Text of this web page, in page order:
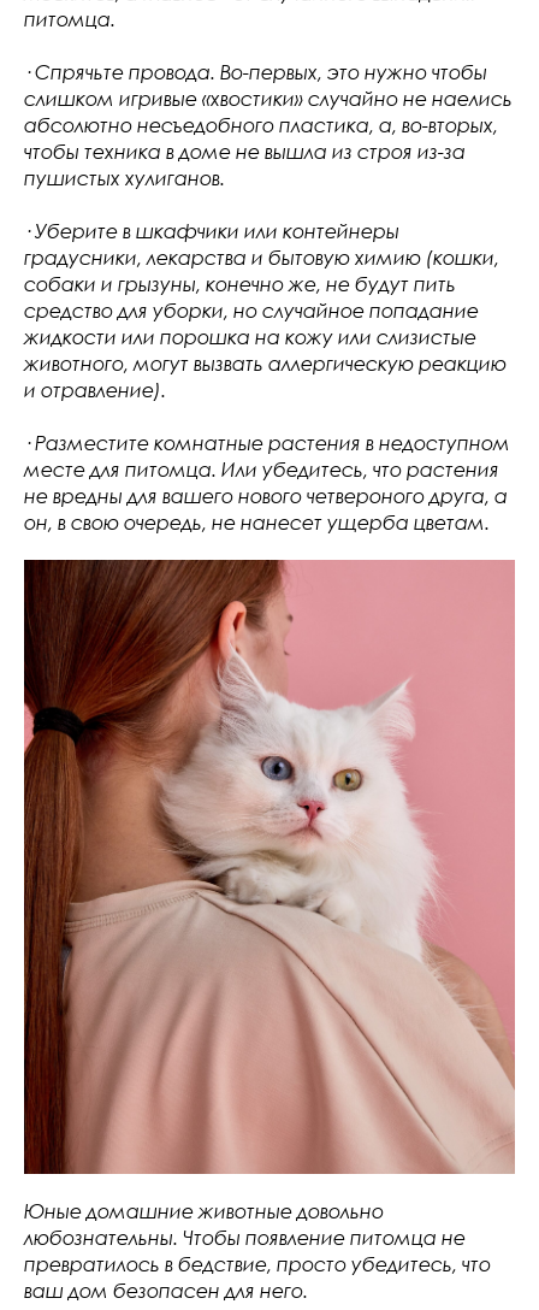
питомца.
· Спрячьте провода. Во-первых, это нужно чтобы
слишком игривые «хвостики» случайно не наелись
абсолютно несъедобного пластика, а, во-вторых,
чтобы техника в доме не вышла из строя из-за
пушистых хулиганов.
· Уберите в шкафчики или контейнеры
градусники, лекарства и бытовую химию (кошки,
собаки и грызуны, конечно же, не будут пить
средство для уборки, но случайное попадание
жидкости или порошка на кожу или слизистые
животного, могут вызвать аллергическую реакцию
и отравление).
· Разместите комнатные растения в недоступном
месте для питомца. Или убедитесь, что растения
не вредны для вашего нового четвероного друга, а
он, в свою очередь, не нанесет ущерба цветам.
Юные домашние животные довольно
любознательны. Чтобы появление питомца не
превратилось в бедствие, просто убедитесь, что
ваш дом безопасен для него.